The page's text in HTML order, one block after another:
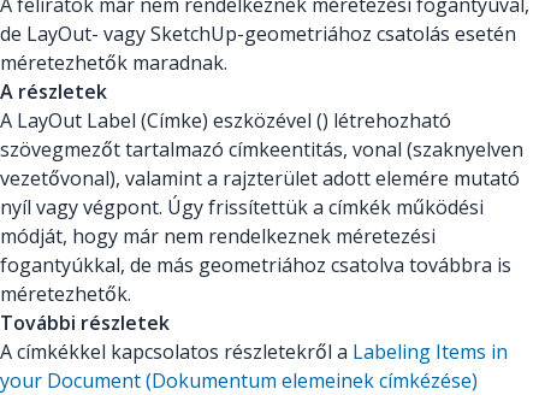
de LayOut- vagy SketchUp-geometriához csatolás esetén
méretezhetők maradnak.
A részletek
A LayOut Label (Címke) eszközével () létrehozható
szövegmezőt tartalmazó címkeentitás, vonal (szaknyelven
vezetővonal), valamint a rajzterület adott elemére mutató
nyíl vagy végpont. Úgy frissítettük a címkék működési
módját, hogy már nem rendelkeznek méretezési
fogantyúkkal, de más geometriához csatolva továbbra is
méretezhetők.
További részletek
A címkékkel kapcsolatos részletekről a Labeling Items in
your Document (Dokumentum elemeinek címkézése)